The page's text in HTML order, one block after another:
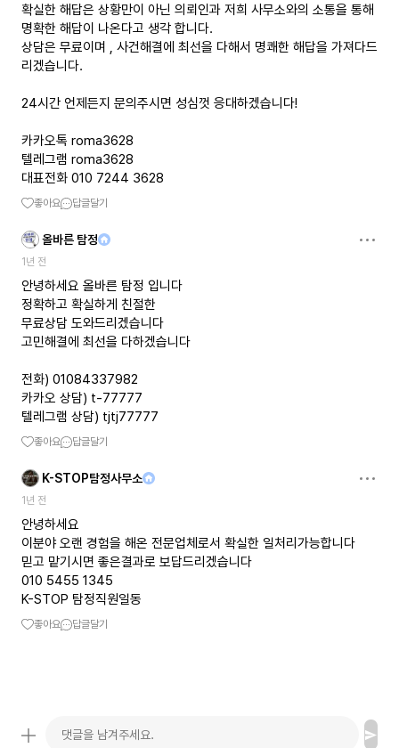
확실한 해답은 상황만이 아닌 의뢰인과 저희 사무소와의 소통을 통해
명확한 해답이 나온다고 생각 합니다.
상담은 무료이며 , 사건해결에 최선을 다해서 명쾌한 해답을 가져다드
리겠습니다.
24시간 언제든지 문의주시면 성심껏 응대하겠습니다!
카카오톡 roma3628
텔레그램 roma3628
대표전화 010 7244 3628
좋아요 답글달기
올바른 탐정
1년 전
안녕하세요 올바른 탐정 입니다
정확하고 확실하게 친절한
무료상담 도와드리겠습니다
고민해결에 최선을 다하겠습니다
전화) 01084337982
카카오 상담) t-77777
텔레그램 상담) tjtj77777
좋아요 답글달기
K-STOP탐정사무소
1년 전
안녕하세요
이분야 오랜 경험을 해온 전문업체로서 확실한 일처리가능합니다
믿고 맡기시면 좋은결과로 보답드리겠습니다
010 5455 1345
K-STOP 탐정직원일동
좋아요 답글달기